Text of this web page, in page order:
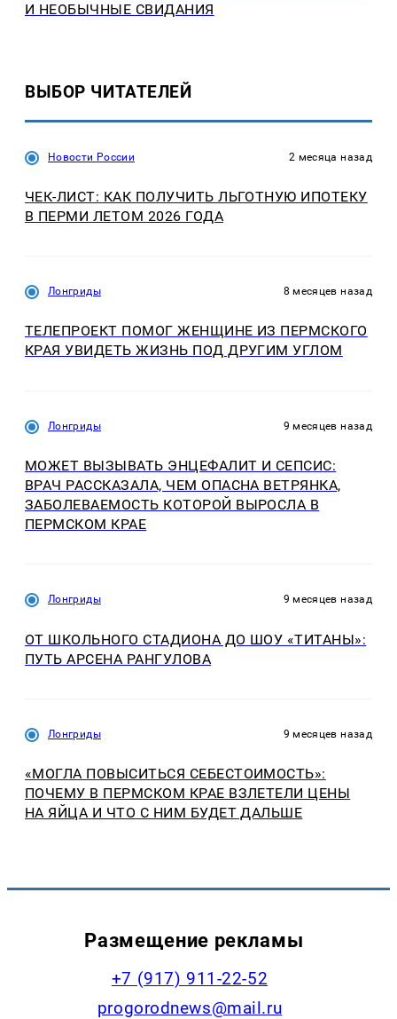
И НЕОБЫЧНЫЕ СВИДАНИЯ
ВЫБОР ЧИТАТЕЛЕЙ
Новости России 2 месяца назад
ЧЕК-ЛИСТ: КАК ПОЛУЧИТЬ ЛЬГОТНУЮ ИПОТЕКУ
В ПЕРМИ ЛЕТОМ 2026 ГОДА
Лонгриды 8 месяцев назад
ТЕЛЕПРОЕКТ ПОМОГ ЖЕНЩИНЕ ИЗ ПЕРМСКОГО
КРАЯ УВИДЕТЬ ЖИЗНЬ ПОД ДРУГИМ УГЛОМ
Лонгриды 9 месяцев назад
МОЖЕТ ВЫЗЫВАТЬ ЭНЦЕФАЛИТ И СЕПСИС:
ВРАЧ РАССКАЗАЛА, ЧЕМ ОПАСНА ВЕТРЯНКА,
ЗАБОЛЕВАЕМОСТЬ КОТОРОЙ ВЫРОСЛА В
ПЕРМСКОМ КРАЕ
Лонгриды 9 месяцев назад
ОТ ШКОЛЬНОГО СТАДИОНА ДО ШОУ «ТИТАНЫ»:
ПУТЬ АРСЕНА РАНГУЛОВА
Лонгриды 9 месяцев назад
«МОГЛА ПОВЫСИТЬСЯ СЕБЕСТОИМОСТЬ»:
ПОЧЕМУ В ПЕРМСКОМ КРАЕ ВЗЛЕТЕЛИ ЦЕНЫ
НА ЯЙЦА И ЧТО С НИМ БУДЕТ ДАЛЬШЕ
Размещение рекламы
+7 (917) 911-22-52
progorodnews@mail.ru